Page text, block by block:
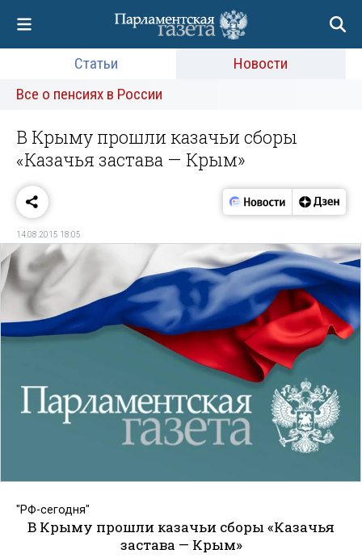
Статьи
Новости
Все о пенсиях в России
В Крыму прошли казачьи сборы
«Казачья застава — Крым»
14.08.2015 18:05
"РФ-сегодня"
В Крыму прошли казачьи сборы «Казачья
застава — Крым»